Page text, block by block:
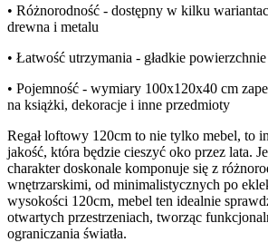
• Różnorodność - dostępny w kilku
drewna i metalu
• Łatwość utrzymania - gładkie
• Pojemność - wymiary 100x120x40 cm
na książki, dekoracje i inne przedmioty
Regał loftowy 120cm to nie tylko mebel, to
jakość, która będzie cieszyć oko przez lata.
charakter doskonale komponuje się z
wnętrzarskimi, od minimalistycznych po
wysokości 120cm, mebel ten idealnie
otwartych przestrzeniach, tworząc
ograniczania światła.